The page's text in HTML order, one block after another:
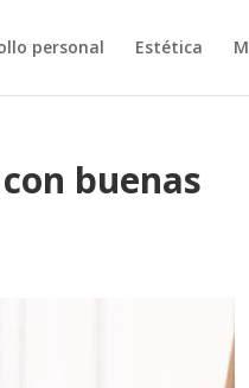
personal Estética
buenas